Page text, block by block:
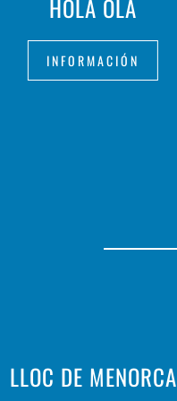
HOLA OLA
INFORMACIÓN
LLOC DE MENORCA